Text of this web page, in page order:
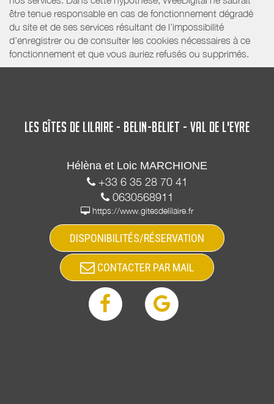
être tenue responsable en cas de fonctionnement dégradé
du site et de ses services résultant de l’impossibilité
d’enregistrer ou de consulter les cookies nécessaires à ce
fonctionnement et que vous auriez refusés ou supprimés.
LES GÎTES DE LILAIRE - BELIN-BELIET - VAL DE L'EYRE
Hélèna et Loic MARCHIONE
+33 6 35 28 70 41
0630568911
https://www.gitesdelilaire.fr
DISPONIBILITÉS/RÉSERVATION
CONTACTER PAR MAIL